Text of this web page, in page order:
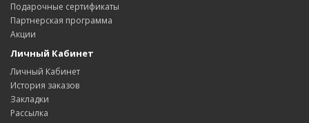
Подарочные сертификаты
Партнерская программа
Акции
Личный Кабинет
Личный Кабинет
История заказов
Закладки
Рассылка